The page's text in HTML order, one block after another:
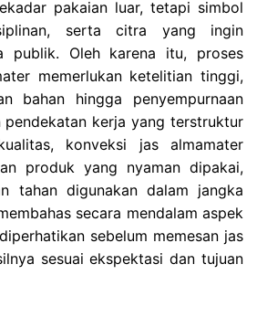
pakaian luar, tetapi simbol
serta citra yang ingin
publik. Oleh karena itu, proses
memerlukan ketelitian tinggi,
bahan hingga penyempurnaan
pendekatan kerja yang terstruktur
konveksi jas almamater
produk yang nyaman dipakai,
tahan digunakan dalam jangka
secara mendalam aspek
sebelum memesan jas
sesuai ekspektasi dan tujuan